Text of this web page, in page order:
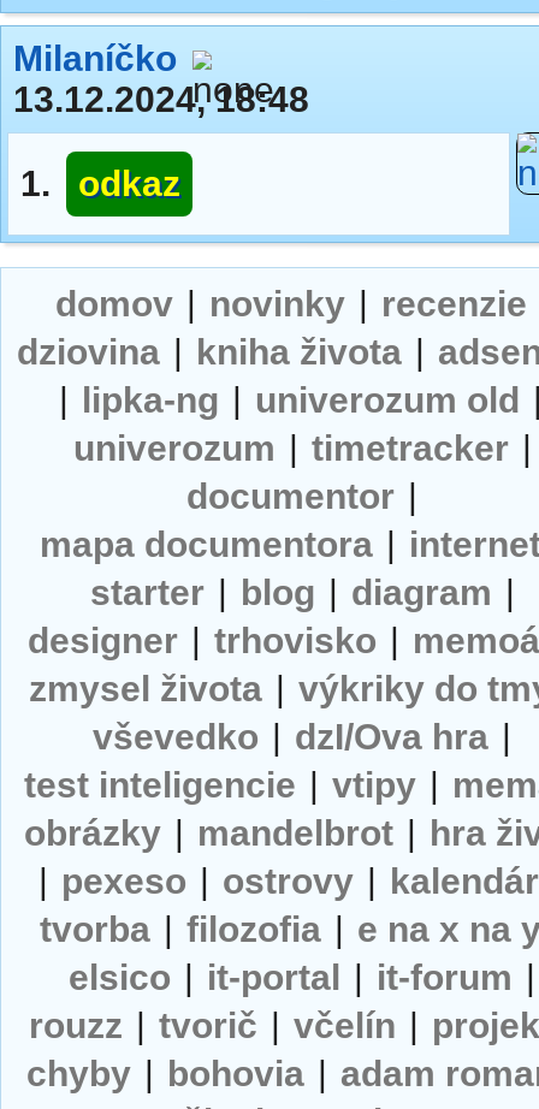
Milaníčko
13.12.2024, 18:48
1. odkaz
domov | novinky | recenzie
dziovina | kniha života |
| lipka-ng | univerozum old
univerozum | timetracker |
documentor |
mapa documentora |
starter | blog | diagram |
designer | trhovisko |
zmysel života | výkriky do
vševedko | dzI/Ova hra |
test inteligencie | vtipy |
obrázky | mandelbrot | hra
| pexeso | ostrovy | kalendár
tvorba | filozofia | e na x na
elsico | it-portal | it-forum |
rouzz | tvorič | včelín |
chyby | bohovia | adam